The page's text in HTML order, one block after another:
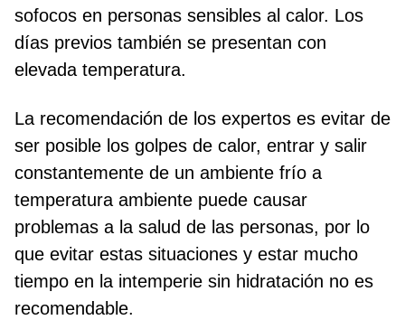
sofocos en personas sensibles al calor. Los
días previos también se presentan con
elevada temperatura.
La recomendación de los expertos es evitar de
ser posible los golpes de calor, entrar y salir
constantemente de un ambiente frío a
temperatura ambiente puede causar
problemas a la salud de las personas, por lo
que evitar estas situaciones y estar mucho
tiempo en la intemperie sin hidratación no es
recomendable.